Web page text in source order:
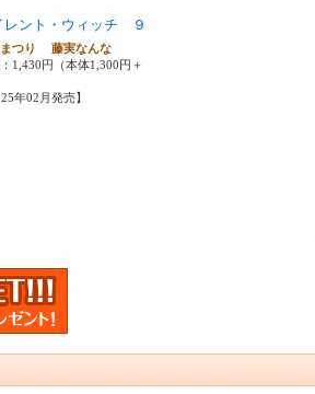
レント・ウィッチ ９
まつり 藤実なんな
1,430円（本体1,300円＋
年02月発売】